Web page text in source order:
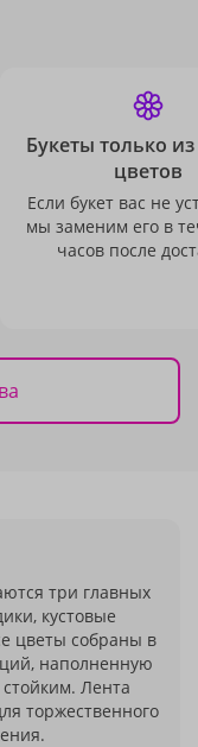
Букеты только
цветов
Если букет вас не
мы заменим его в
часов после
три главных
кустовые
цветы собраны в
наполненную
Лента
торжественного